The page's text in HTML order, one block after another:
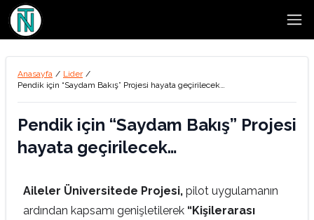
Anasayfa / Lider /
Pendik için “Saydam Bakış” Projesi hayata geçirilecek…
Pendik için “Saydam Bakış” Projesi
hayata geçirilecek…
Aileler Üniversitede Projesi, pilot uygulamanın
ardından kapsamı genişletilerek “Kişilerarası